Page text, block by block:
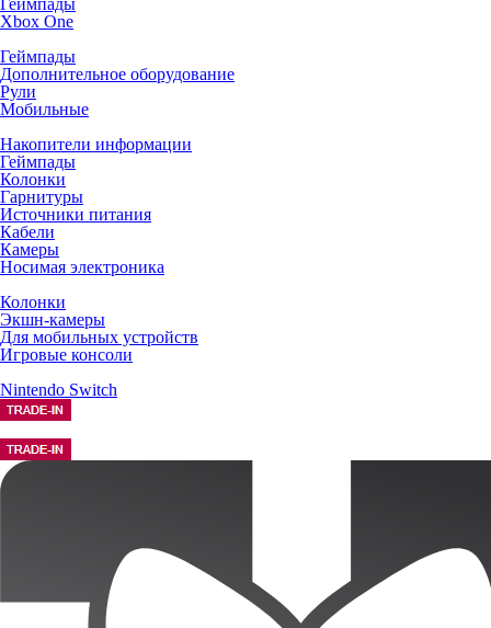
Геймпады
Xbox One
Геймпады
Дополнительное оборудование
Рули
Мобильные
Накопители информации
Геймпады
Колонки
Гарнитуры
Источники питания
Кабели
Камеры
Носимая электроника
Колонки
Экшн-камеры
Для мобильных устройств
Игровые консоли
Nintendo Switch